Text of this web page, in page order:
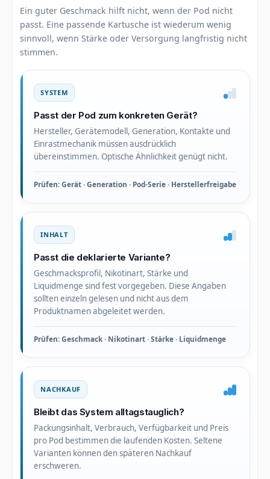
Ein guter Geschmack hilft nicht, wenn der Pod nicht
passt. Eine passende Kartusche ist wiederum wenig
sinnvoll, wenn Stärke oder Versorgung langfristig nicht
stimmen.
SYSTEM
Passt der Pod zum konkreten Gerät?
Hersteller, Gerätemodell, Generation, Kontakte und
Einrastmechanik müssen ausdrücklich
übereinstimmen. Optische Ähnlichkeit genügt nicht.
Prüfen: Gerät · Generation · Pod-Serie · Herstellerfreigabe
INHALT
Passt die deklarierte Variante?
Geschmacksprofil, Nikotinart, Stärke und
Liquidmenge sind fest vorgegeben. Diese Angaben
sollten einzeln gelesen und nicht aus dem
Produktnamen abgeleitet werden.
Prüfen: Geschmack · Nikotinart · Stärke · Liquidmenge
NACHKAUF
Bleibt das System alltagstauglich?
Packungsinhalt, Verbrauch, Verfügbarkeit und Preis
pro Pod bestimmen die laufenden Kosten. Seltene
Varianten können den späteren Nachkauf
erschweren.